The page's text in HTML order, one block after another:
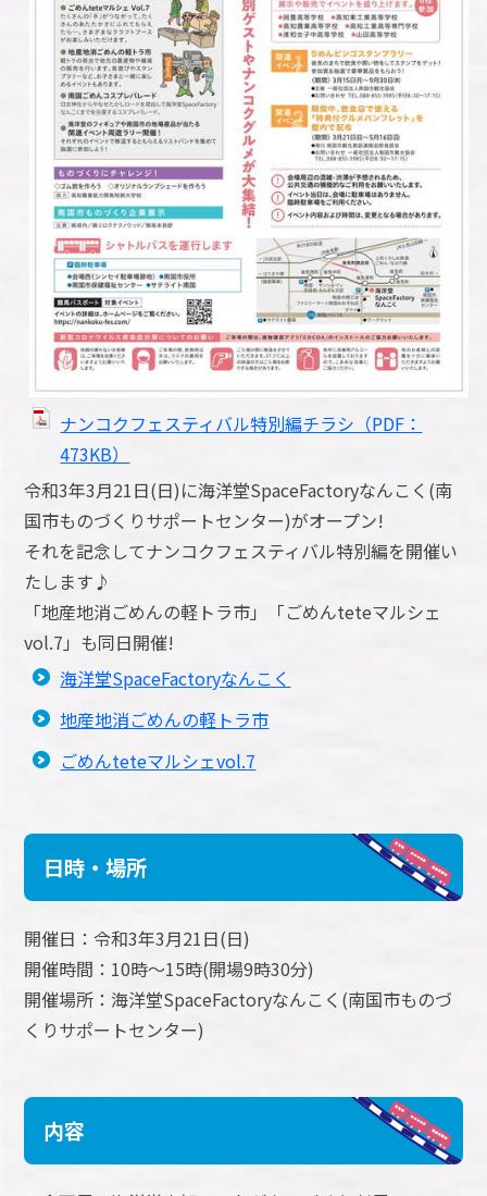
ナンコクフェスティバル特別編チラシ（PDF：
473KB）
令和3年3月21日(日)に海洋堂SpaceFactoryなんこく(南
国市ものづくりサポートセンター)がオープン!
それを記念してナンコクフェスティバル特別編を開催い
たします♪
「地産地消ごめんの軽トラ市」「ごめんteteマルシェ
vol.7」も同日開催!
海洋堂SpaceFactoryなんこく
地産地消ごめんの軽トラ市
ごめんteteマルシェvol.7
日時・場所
開催日：令和3年3月21日(日)
開催時間：10時～15時(開場9時30分)
開催場所：海洋堂SpaceFactoryなんこく(南国市ものづ
くりサポートセンター)
内容